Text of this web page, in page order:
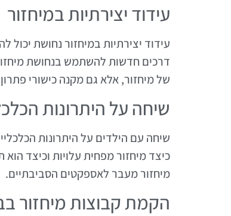
עידוד יצירתיות במיחזור
עידוד יצירתיות במיחזור נחושת יכול
דרכים חדשות להשתמש בנחושת
של מיחזור, אלא גם מקנה כישורי
שיחה על היתרונות
שיחה עם הילדים על היתרונות
כיצד מיחזור מפחית עלויות וכיצד
מיחזור מעבר לאספקטים הסביבתיים.
הקמת קבוצות מיחזור